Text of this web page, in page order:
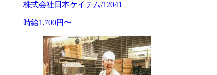
株式会社日本ケイテム/12041
時給1,700円〜